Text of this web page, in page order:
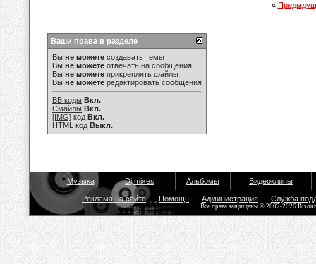
«
Ваши права в разделе
Вы не можете создавать темы
Вы не можете отвечать на сообщения
Вы не можете прикреплять файлы
Вы не можете редактировать сообщения
BB коды Вкл.
Смайлы Вкл.
[IMG] код Вкл.
HTML код Выкл.
Музыка Dj mixes Альбомы Видеоклипы
Реклама на сайте Помощь Администрация Служба
Все права защищены © 2007-2026